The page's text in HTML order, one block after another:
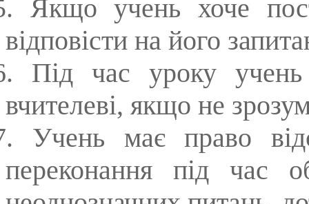
Якщо учень хоче
відповісти на його
Під час уроку
вчителеві, якщо не
Учень має право
переконання під час